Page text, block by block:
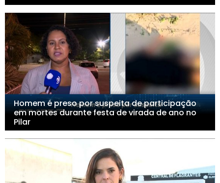
Homem é preso por suspeita de participação
em mortes durante festa de virada de ano no
Pilar